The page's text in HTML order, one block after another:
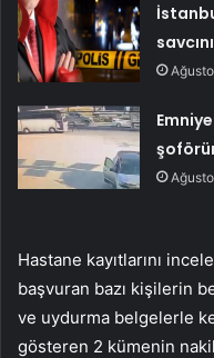
Hastane kayıtlarını
başvuran bazı kişilerin
ve uydurma belgelerle
gösteren 2 kümenin